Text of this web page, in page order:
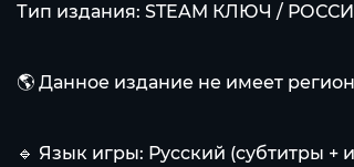
Тип издания: STEAM КЛЮЧ /
🌎 Данное издание не имеет
🔹 Язык игры: Русский (субтитры +